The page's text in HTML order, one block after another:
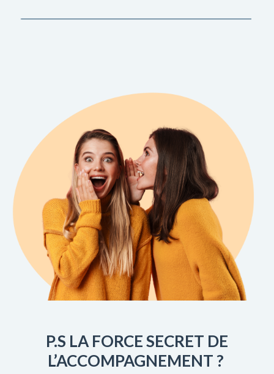
P.S LA FORCE SECRET DE
L’ACCOMPAGNEMENT ?